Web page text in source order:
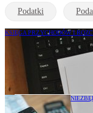
Podatki
KSIĘGA PRZYCHODÓW I
firm. Fiskus